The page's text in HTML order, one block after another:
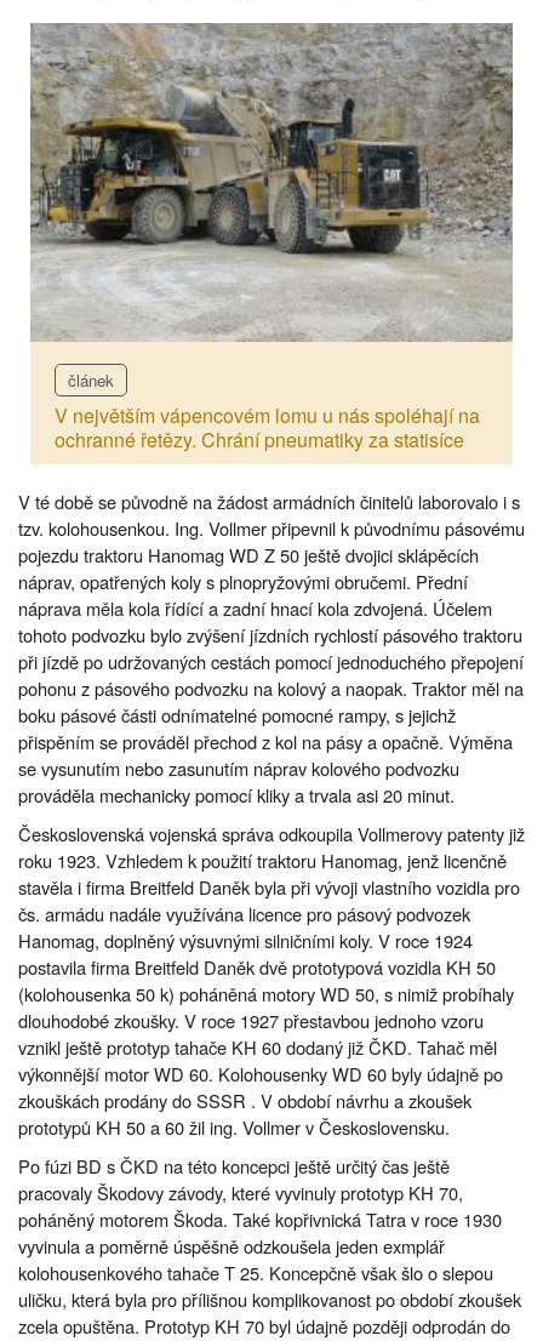
článek
V největším vápencovém lomu u nás spoléhají na
ochranné řetězy. Chrání pneumatiky za statisíce
V té době se původně na žádost armádních činitelů laborovalo i s
tzv. kolohousenkou. Ing. Vollmer připevnil k původnímu pásovému
pojezdu traktoru Hanomag WD Z 50 ještě dvojici sklápěcích
náprav, opatřených koly s plnopryžovými obručemi. Přední
náprava měla kola řídící a zadní hnací kola zdvojená. Účelem
tohoto podvozku bylo zvýšení jízdních rychlostí pásového traktoru
při jízdě po udržovaných cestách pomocí jednoduchého přepojení
pohonu z pásového podvozku na kolový a naopak. Traktor měl na
boku pásové části odnímatelné pomocné rampy, s jejichž
přispěním se prováděl přechod z kol na pásy a opačně. Výměna
se vysunutím nebo zasunutím náprav kolového podvozku
prováděla mechanicky pomocí kliky a trvala asi 20 minut.
Československá vojenská správa odkoupila Vollmerovy patenty již
roku 1923. Vzhledem k použití traktoru Hanomag, jenž licenčně
stavěla i firma Breitfeld Daněk byla při vývoji vlastního vozidla pro
čs. armádu nadále využívána licence pro pásový podvozek
Hanomag, doplněný výsuvnými silničními koly. V roce 1924
postavila firma Breitfeld Daněk dvě prototypová vozidla KH 50
(kolohousenka 50 k) poháněná motory WD 50, s nimiž probíhaly
dlouhodobé zkoušky. V roce 1927 přestavbou jednoho vzoru
vznikl ještě prototyp tahače KH 60 dodaný již ČKD. Tahač měl
výkonnější motor WD 60. Kolohousenky WD 60 byly údajně po
zkouškách prodány do SSSR . V období návrhu a zkoušek
prototypů KH 50 a 60 žil ing. Vollmer v Československu.
Po fúzi BD s ČKD na této koncepci ještě určitý čas ještě
pracovaly Škodovy závody, které vyvinuly prototyp KH 70,
poháněný motorem Škoda. Také kopřivnická Tatra v roce 1930
vyvinula a poměrně úspěšně odzkoušela jeden exmplář
kolohousenkového tahače T 25. Koncepčně však šlo o slepou
uličku, která byla pro přílišnou komplikovanost po období zkoušek
zcela opuštěna. Prototyp KH 70 byl údajně později odprodán do